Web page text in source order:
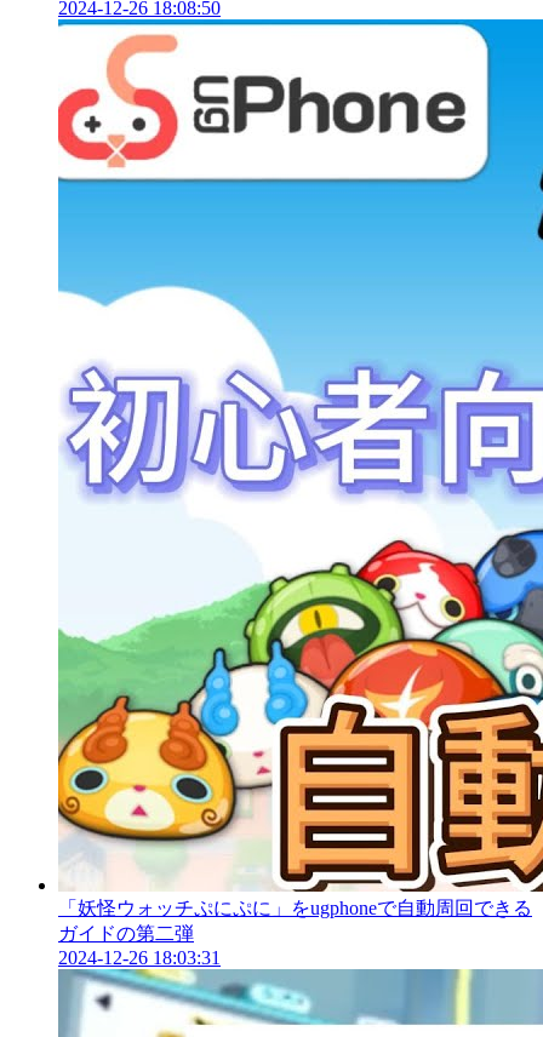
2024-12-26 18:08:50
「妖怪ウォッチぷにぷに」をugphoneで自動周回できる
ガイドの第二弾
2024-12-26 18:03:31